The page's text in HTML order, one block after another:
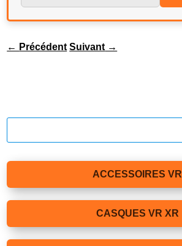
← Précédent Suivant →
ACCESSOIRES VR
CASQUES VR XR